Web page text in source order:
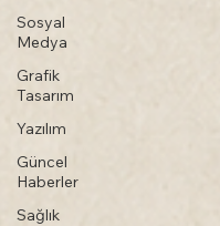
Sosyal
Medya
Grafik
Tasarım
Yazılım
Güncel
Haberler
Sağlık